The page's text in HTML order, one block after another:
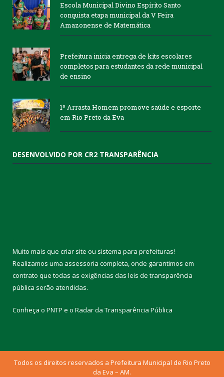
Escola Municipal Divino Espírito Santo
conquista etapa municipal da V Feira
Amazonense de Matemática
Prefeitura inicia entrega de kits escolares
completos para estudantes da rede municipal
de ensino
1º Arrasta Homem promove saúde e esporte
em Rio Preto da Eva
DESENVOLVIDO POR CR2 TRANSPARÊNCIA
Muito mais que criar site ou sistema para prefeituras!
Realizamos uma assessoria completa, onde garantimos em
contrato que todas as exigências das leis de transparência
pública serão atendidas.
Conheça o PNTP e o Radar da Transparência Pública
Todos os direitos reservados a Prefeitura Municipal de Rio Preto
da Eva – AM.